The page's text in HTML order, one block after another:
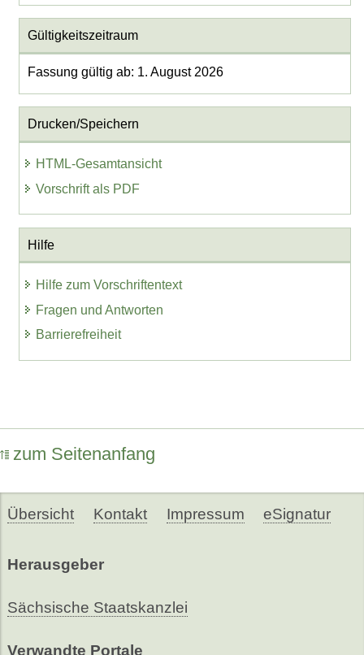
Gültigkeitszeitraum
Fassung gültig ab: 1. August 2026
Drucken/Speichern
HTML-Gesamtansicht
Vorschrift als PDF
Hilfe
Hilfe zum Vorschriftentext
Fragen und Antworten
Barrierefreiheit
zum Seitenanfang
Übersicht Kontakt Impressum eSignatur
Herausgeber
Sächsische Staatskanzlei
Verwandte Portale